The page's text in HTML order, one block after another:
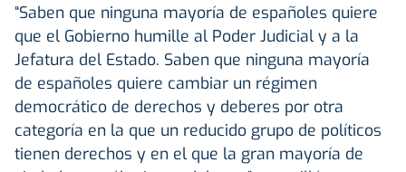
“Saben que ninguna mayoría de españoles quiere
que el Gobierno humille al Poder Judicial y a la
Jefatura del Estado. Saben que ninguna mayoría
de españoles quiere cambiar un régimen
democrático de derechos y deberes por otra
categoría en la que un reducido grupo de políticos
tienen derechos y en el que la gran mayoría de